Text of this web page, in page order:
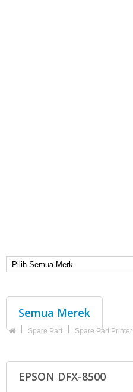
Semua Merek
Spare Part Spare Part Printer
EPSON DFX-8500